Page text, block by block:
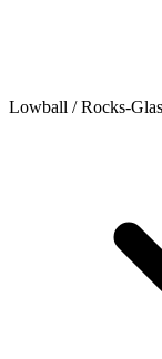
Lowball / Rocks-Glas